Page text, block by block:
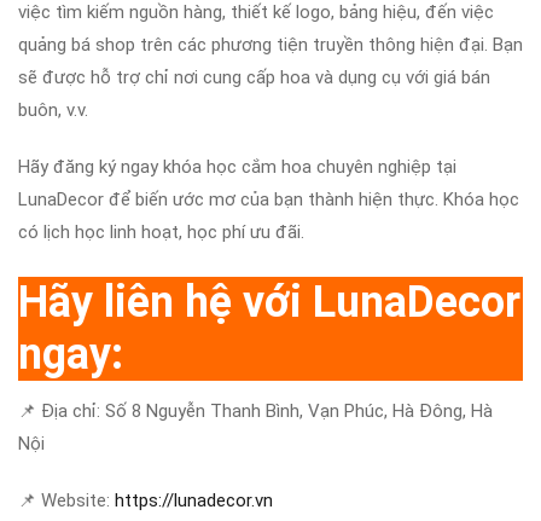
việc tìm kiếm nguồn hàng, thiết kế logo, bảng hiệu, đến việc
quảng bá shop trên các phương tiện truyền thông hiện đại. Bạn
sẽ được hỗ trợ chỉ nơi cung cấp hoa và dụng cụ với giá bán
buôn, v.v.
Hãy đăng ký ngay khóa học cắm hoa chuyên nghiệp tại
LunaDecor để biến ước mơ của bạn thành hiện thực. Khóa học
có lịch học linh hoạt, học phí ưu đãi.
Hãy liên hệ với LunaDecor
ngay:
📌 Địa chỉ: Số 8 Nguyễn Thanh Bình, Vạn Phúc, Hà Đông, Hà
Nội
📌 Website: https://lunadecor.vn